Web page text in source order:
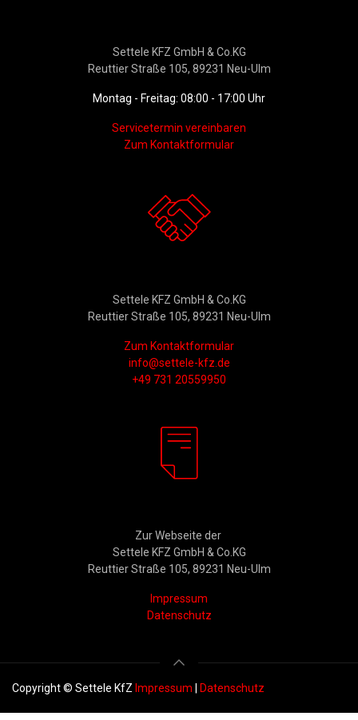
Settele KFZ GmbH & Co.KG
Reuttier Straße 105, 89231 Neu-Ulm
Montag - Freitag: 08:00 - 17:00 Uhr
Servicetermin vereinbaren
Zum Kontaktformular
Settele KFZ GmbH & Co.KG
Reuttier Straße 105, 89231 Neu-Ulm
Zum Kontaktformular
info@settele-kfz.de
+49 731 20559950
Zur Webseite der
Settele KFZ GmbH & Co.KG
Reuttier Straße 105, 89231 Neu-Ulm
Impressum
Datenschutz
Copyright © Settele KfZ Impressum Datenschutz